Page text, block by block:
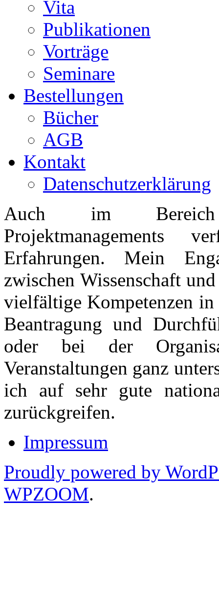
Vita
Publikationen
Vorträge
Seminare
Bestellungen
Bücher
AGB
Kontakt
Datenschutzerklärung
Auch im Bereich
Projektmanagements
Erfahrungen. Mein
zwischen Wissenschaft
vielfältige Kompetenzen
Beantragung und
oder bei der
Veranstaltungen ganz
ich auf sehr gute
zurückgreifen.
Impressum
Proudly powered by
WPZOOM.